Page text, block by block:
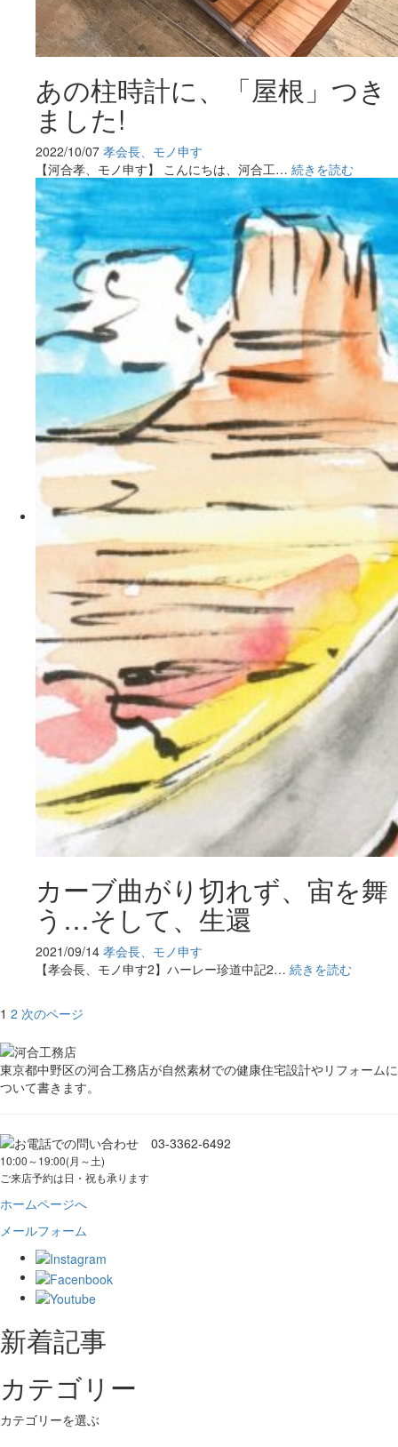
あの柱時計に、「屋根」つき
ました!
2022/10/07 孝会長、モノ申す
【河合孝、モノ申す】 こんにちは、河合工… 続きを読む
カーブ曲がり切れず、宙を舞
う…そして、生還
2021/09/14 孝会長、モノ申す
【孝会長、モノ申す2】ハーレー珍道中記2… 続きを読む
投
稿
の
ペ
ー
ジ
送
り
1 2 次のページ
東京都中野区の河合工務店が自然素材での健康住宅設計やリフォームに
ついて書きます。
10:00～19:00(月～土)
ご来店予約は日・祝も承ります
ホームページへ
メールフォーム
新着記事
カテゴリー
カテゴリーを選ぶ